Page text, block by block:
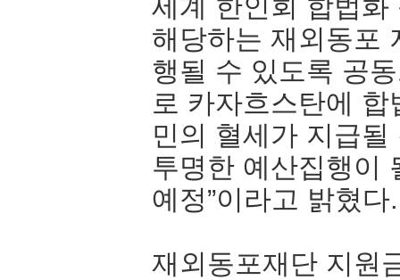
세계 한인회 합법
해당하는 재외동포
행될 수 있도록 공
로 카자흐스탄에
민의 혈세가 지급
투명한 예산집행이
예정”이라고 밝혔
재외동포재단 지원